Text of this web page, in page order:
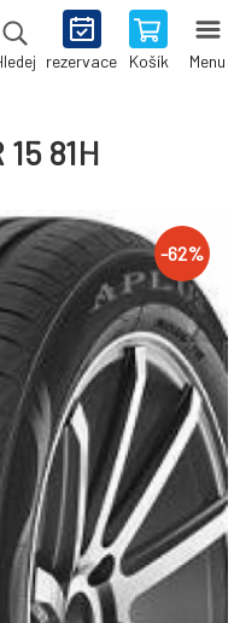
rezervace Košík Menu
81H
-62%